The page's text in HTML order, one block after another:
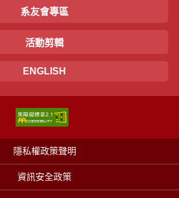
系友會專區
活動剪輯
ENGLISH
隱私權政策聲明
資訊安全政策